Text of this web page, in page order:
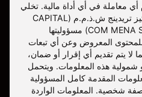
أي معاملة في أي أداة مالية. تخلي
شركة كابيتال كوم مينا سيكيوريتيز تريدينج ش.ذ.م.م (CAPITAL
COM MENA SECURITIES TRADING L.L.C) مسؤوليتها
للمحتوى المعروض وعن أي تبعات
لا يتم تقديم أي إقرار أو ضمان،
شمولية هذه المعلومات. ويتحمل
المقدمة كامل المسؤولية
شخصية. المعلومات الواردة